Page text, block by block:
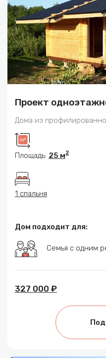
Проект
Дома из
Площадь: 25 м2
1 спальня
Дом подходит для:
Семья с одним
327 000 ₽